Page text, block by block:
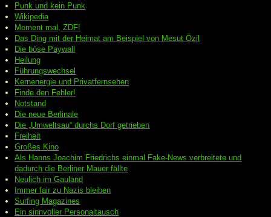
Punk und kein Punk
Wikipedia
Moment mal, ZDF!
Das Ding mit der Heimat am Beispiel von Mesut Özil
Die böse Paywall
Heilung
Führungswechsel
Kernenergie und Privatfernsehen
Finde den Fehler!
Notstand
Die neue Berlinale
Die „Umweltsau“ durchs Dorf getrieben
Freiheit
Großes Kino
Als Hanns Joachim Friedrichs einmal Fake-News verbreitete und
dadurch die Berliner Mauer fällte
Neulich im Gauland
Immer fair zu Nazis bleiben
Surfing Magazines
Ein sinnvoller Personaltausch